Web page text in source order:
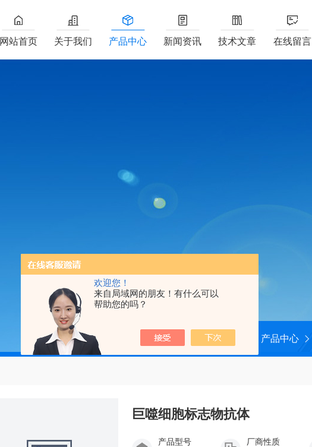
欢迎您！
来自局域网的朋友！有什么可以
帮助您的吗？
网站首页 关于我们 产品中心 新闻资讯 技术文章 在线留言
当前位置： 产品中心
巨噬细胞标志物抗体
产品型号
厂商性质